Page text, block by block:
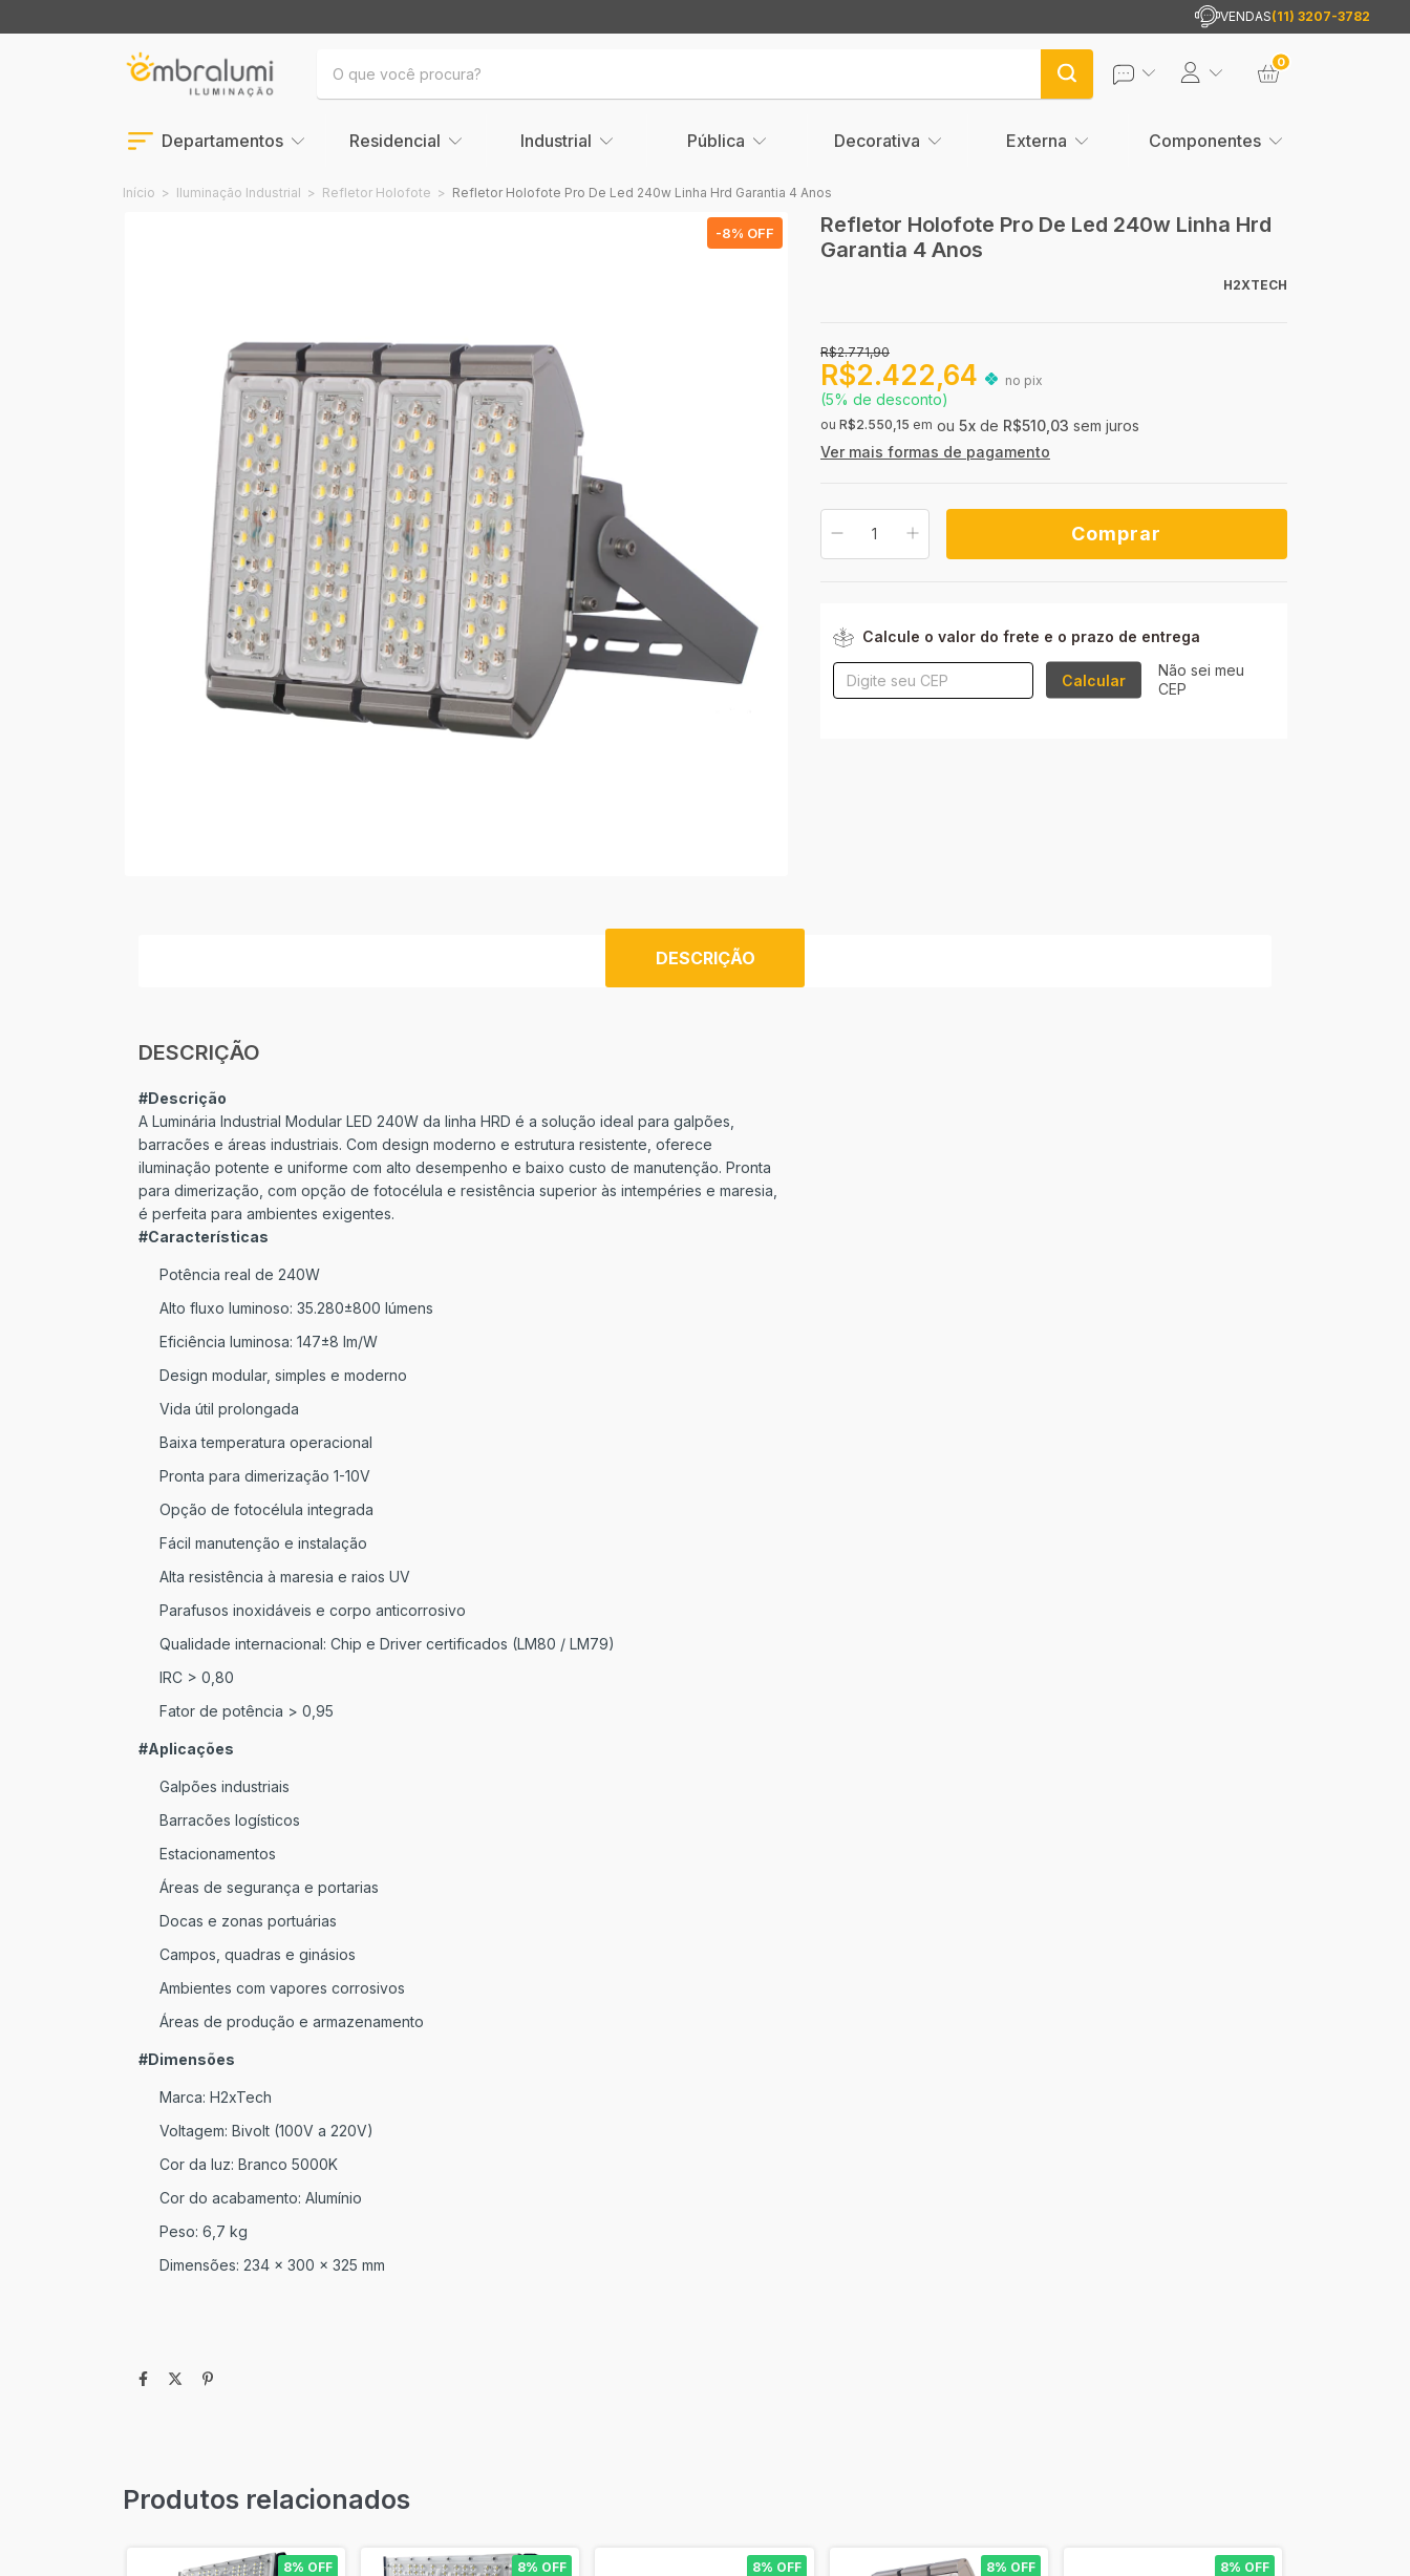
VENDAS(11) 3207-3782
0
Departamentos Residencial Industrial Pública Decorativa Externa Componentes
Início > Iluminação Industrial > Refletor Holofote > Refletor Holofote Pro De Led 240w Linha Hrd Garantia 4 Anos
-8% OFF
Refletor Holofote Pro De Led 240w Linha Hrd
Garantia 4 Anos
H2XTECH
R$2.771,90
R$2.422,64 no pix
(5% de desconto)
ou R$2.550,15 em 5x de R$510,03 sem juros
Ver mais formas de pagamento
Calcule o valor do frete e o prazo de entrega
Calcular
Não sei meu
CEP
DESCRIÇÃO
DESCRIÇÃO
#Descrição
A Luminária Industrial Modular LED 240W da linha HRD é a solução ideal para galpões,
barracões e áreas industriais. Com design moderno e estrutura resistente, oferece
iluminação potente e uniforme com alto desempenho e baixo custo de manutenção. Pronta
para dimerização, com opção de fotocélula e resistência superior às intempéries e maresia,
é perfeita para ambientes exigentes.
#Características
Potência real de 240W
Alto fluxo luminoso: 35.280±800 lúmens
Eficiência luminosa: 147±8 lm/W
Design modular, simples e moderno
Vida útil prolongada
Baixa temperatura operacional
Pronta para dimerização 1-10V
Opção de fotocélula integrada
Fácil manutenção e instalação
Alta resistência à maresia e raios UV
Parafusos inoxidáveis e corpo anticorrosivo
Qualidade internacional: Chip e Driver certificados (LM80 / LM79)
IRC > 0,80
Fator de potência > 0,95
#Aplicações
Galpões industriais
Barracões logísticos
Estacionamentos
Áreas de segurança e portarias
Docas e zonas portuárias
Campos, quadras e ginásios
Ambientes com vapores corrosivos
Áreas de produção e armazenamento
#Dimensões
Marca: H2xTech
Voltagem: Bivolt (100V a 220V)
Cor da luz: Branco 5000K
Cor do acabamento: Alumínio
Peso: 6,7 kg
Dimensões: 234 x 300 x 325 mm
Produtos relacionados
8% OFF 8% OFF 8% OFF 8% OFF 8% OFF